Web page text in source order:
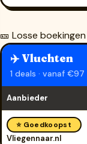
🎫 Losse boekingen
✈️ Vluchten
1 deals · vanaf €97
Aanbieder
⭐ Goedkoopst
Vliegennaar.nl